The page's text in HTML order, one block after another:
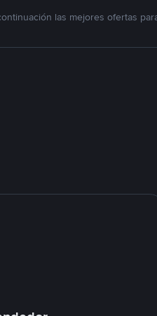
las mejores ofertas